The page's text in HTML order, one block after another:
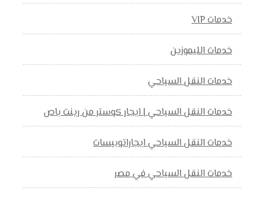
خدمات VIP
خدمات الليموزين
خدمات النقل السياحي
خدمات النقل السياحي | ايجار كوستر من رينت باص
خدمات النقل السياحي ايجاراتوبيسات
خدمات النقل السياحي في مصر